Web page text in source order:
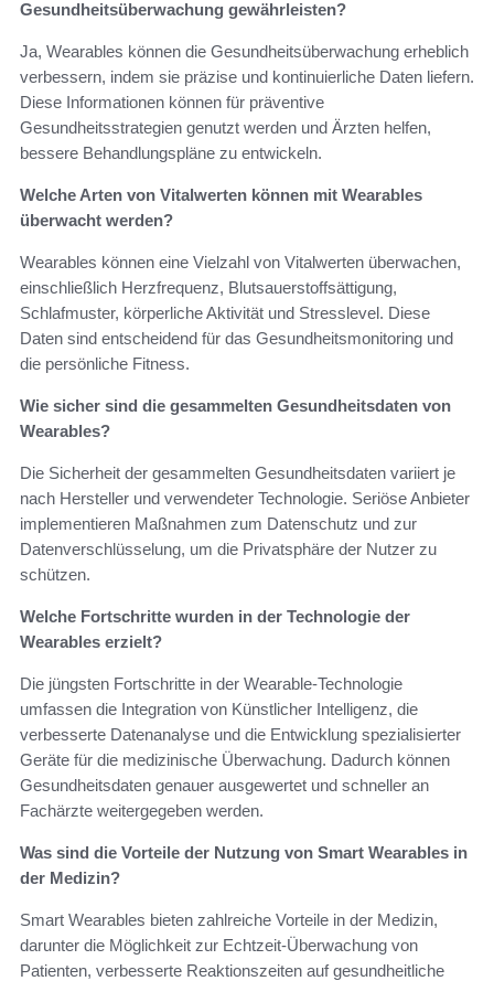
Gesundheitsüberwachung gewährleisten?
Ja, Wearables können die Gesundheitsüberwachung erheblich
verbessern, indem sie präzise und kontinuierliche Daten liefern.
Diese Informationen können für präventive
Gesundheitsstrategien genutzt werden und Ärzten helfen,
bessere Behandlungspläne zu entwickeln.
Welche Arten von Vitalwerten können mit Wearables
überwacht werden?
Wearables können eine Vielzahl von Vitalwerten überwachen,
einschließlich Herzfrequenz, Blutsauerstoffsättigung,
Schlafmuster, körperliche Aktivität und Stresslevel. Diese
Daten sind entscheidend für das Gesundheitsmonitoring und
die persönliche Fitness.
Wie sicher sind die gesammelten Gesundheitsdaten von
Wearables?
Die Sicherheit der gesammelten Gesundheitsdaten variiert je
nach Hersteller und verwendeter Technologie. Seriöse Anbieter
implementieren Maßnahmen zum Datenschutz und zur
Datenverschlüsselung, um die Privatsphäre der Nutzer zu
schützen.
Welche Fortschritte wurden in der Technologie der
Wearables erzielt?
Die jüngsten Fortschritte in der Wearable-Technologie
umfassen die Integration von Künstlicher Intelligenz, die
verbesserte Datenanalyse und die Entwicklung spezialisierter
Geräte für die medizinische Überwachung. Dadurch können
Gesundheitsdaten genauer ausgewertet und schneller an
Fachärzte weitergegeben werden.
Was sind die Vorteile der Nutzung von Smart Wearables in
der Medizin?
Smart Wearables bieten zahlreiche Vorteile in der Medizin,
darunter die Möglichkeit zur Echtzeit-Überwachung von
Patienten, verbesserte Reaktionszeiten auf gesundheitliche